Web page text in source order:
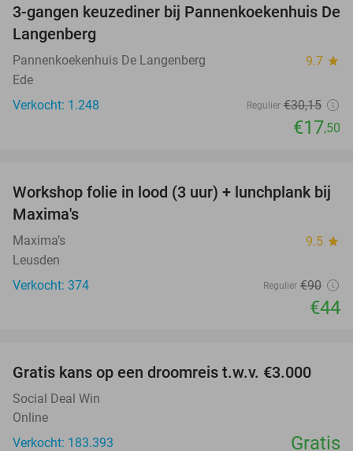
42%
3-gangen keuzediner bij Pannenkoekenhuis De
Langenberg
Pannenkoekenhuis De Langenberg 9.7 star
Ede
Verkocht: 1.248
Regulier €30,15
€17,50
51%
Workshop folie in lood (3 uur) + lunchplank bij
Maxima's
Maxima’s 9.5 star
Leusden
Verkocht: 374
Regulier €90
€44
Gratis kans op een droomreis t.w.v. €3.000
Social Deal Win
Online
Verkocht: 183.393
Gratis